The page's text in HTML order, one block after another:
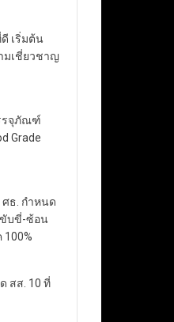
เริ่มต้น
มเชี่ยวชาญ
รจุภัณฑ์
Grade
ศธ. กำหนด
ขับขี่-ซ้อน
สส. 10 ที่